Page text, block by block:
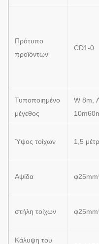
Πρότυπο
προϊόντων
CD1-0
Τυποποιημένο
μέγεθος
W 8m,
Ύψος τοίχων 1,5
Αψίδα
στήλη τοίχων
Κάλυψη του